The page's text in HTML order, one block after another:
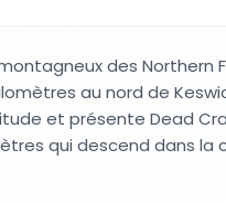
des Northern
au nord de
et présente Dead
qui descend dans la